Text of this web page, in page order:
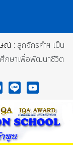
ณ์ : ลูกจักรคำฯ เป็น
กษาเพื่อพัฒนาชีวิต